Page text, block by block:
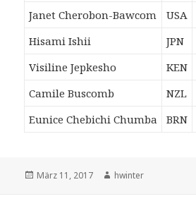
Janet Cherobon-Bawcom
USA
Hisami Ishii
JPN
Visiline Jepkesho
KEN
Camile Buscomb
NZL
Eunice Chebichi Chumba
BRN
Veröffentlicht
März 11, 2017 Autor
hwinter